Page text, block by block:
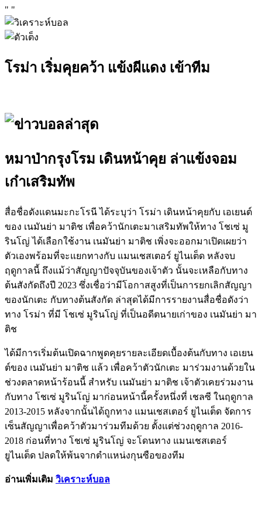
" "
โรม่า เริ่มคุยคว้า แข้งผีแดง เข้าทีม
หมาป่ากรุงโรม เดินหน้าคุย ล่าแข้งจอม
เก๋าเสริมทัพ
สื่อชื่อดังแดนมะกะโรนี ได้ระบุว่า โรม่า เดินหน้าคุยกับ เอเยนต์
ของ เนมันย่า มาติช เพื่อคว้านักเตะมาเสริมทัพให้ทาง โชเซ่ มู
รินโญ่ ได้เลือกใช้งาน เนมันย่า มาติช เพิ่งจะออกมาเปิดเผยว่า
ตัวเองพร้อมที่จะแยกทางกับ แมนเชสเตอร์ ยูไนเต็ด หลังจบ
ฤดูกาลนี้ ถึงแม้ว่าสัญญาปัจจุบันของเจ้าตัว นั้นจะเหลือกับทาง
ต้นสังกัดถึงปี 2023 ซึ่งเชื่อว่ามีโอกาสสูงที่เป็นการยกเลิกสัญญา
ของนักเตะ กับทางต้นสังกัด ล่าสุดได้มีการรายงานสื่อชื่อดังว่า
ทาง โรม่า ที่มี โชเซ่ มูรินโญ่ ที่เป็นอดีตนายเก่าของ เนมันย่า มา
ติช
ได้มีการเริ่มต้นเปิดฉากพูดคุยรายละเอียดเบื้องต้นกับทาง เอเยน
ต์ของ เนมันย่า มาติช แล้ว เพื่อคว้าตัวนักเตะ มาร่วมงานด้วยใน
ช่วงตลาดหน้าร้อนนี้ สำหรับ เนมันย่า มาติช เจ้าตัวเคยร่วมงาน
กับทาง โชเซ่ มูรินโญ่ มาก่อนหน้านี้ครั้งหนึ่งที่ เชลซี ในฤดูกาล
2013-2015 หลังจากนั้นได้ถูกทาง แมนเชสเตอร์ ยูไนเต็ด จัดการ
เซ็นสัญญาเพื่อคว้าตัวมาร่วมทีมด้วย ตั้งแต่ช่วงฤดูกาล 2016-
2018 ก่อนที่ทาง โชเซ่ มูรินโญ่ จะโดนทาง แมนเชสเตอร์
ยูไนเต็ด ปลดให้พ้นจากตำแหน่งกุนซือของทีม
อ่านเพิ่มเติม วิเคราะห์บอล